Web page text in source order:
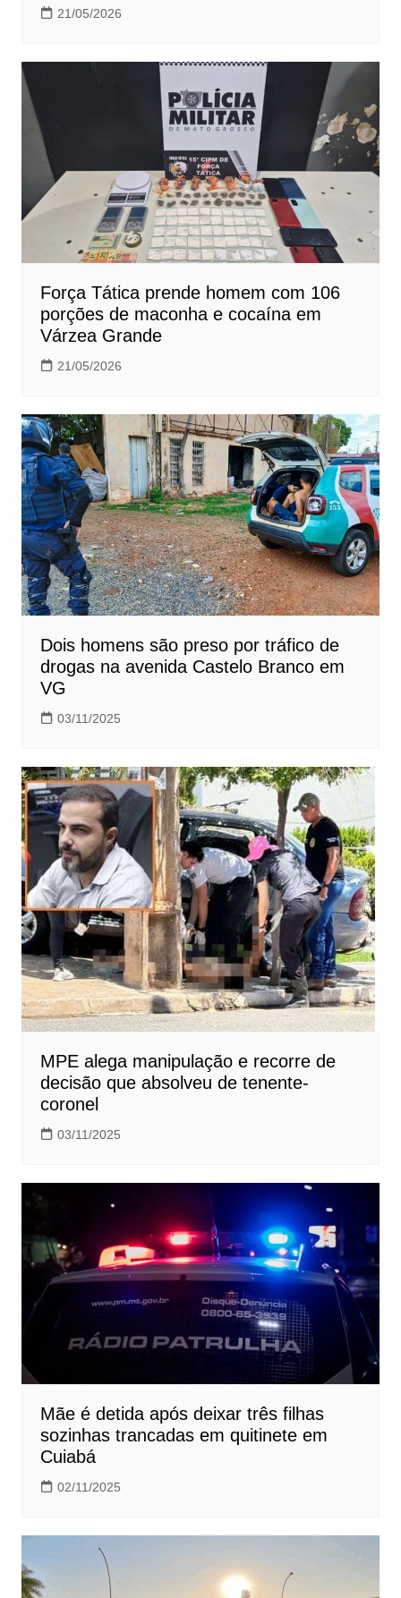
21/05/2026
Força Tática prende homem com 106
porções de maconha e cocaína em
Várzea Grande
21/05/2026
Dois homens são preso por tráfico de
drogas na avenida Castelo Branco em
VG
03/11/2025
MPE alega manipulação e recorre de
decisão que absolveu de tenente-
coronel
03/11/2025
Mãe é detida após deixar três filhas
sozinhas trancadas em quitinete em
Cuiabá
02/11/2025